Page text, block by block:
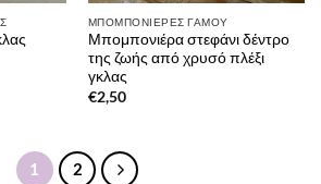
ΜΠΟΜΠΟΝΙΈΡΕΣ ΓΆΜΟΥ
Μπομπονιέρα στεφάνι δέντρο
της ζωής από χρυσό πλέξι
γκλας
€2,50
1 2